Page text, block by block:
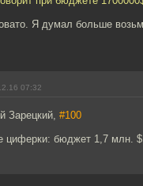
Я думал больше
07:32
Зарецкий, #100
циферки: бюджет 1,7 млн.